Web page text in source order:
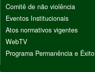
Comitê de não violência
Eventos Institucionais
Atos normativos vigentes
WebTV
Programa Permanência e Êxito